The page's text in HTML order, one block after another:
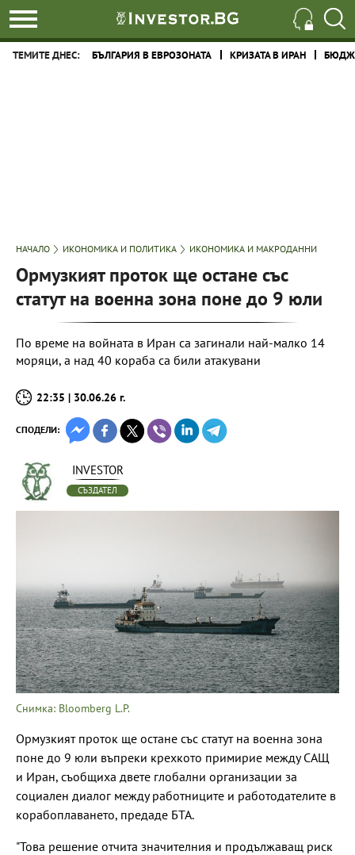
ТЕМИТЕ ДНЕС: БЪЛГАРИЯ В ЕВРОЗОНАТА КРИЗАТА В ИРАН
НАЧАЛО ИКОНОМИКА И ПОЛИТИКА ИКОНОМИКА И МАКРОДАННИ
Ормузкият проток ще остане със
статут на военна зона поне до 9 юли
По време на войната в Иран са загинали най-малко 14
моряци, а над 40 кораба са били атакувани
22:35 | 30.06.26 г.
СПОДЕЛИ:
INVESTOR
СЪЗДАТЕЛ
Снимка: Bloomberg L.P.
Ормузкият проток ще остане със статут на военна зона
поне до 9 юли въпреки крехкото примирие между САЩ
и Иран, съобщиха двете глобални организации за
социален диалог между работниците и работодателите в
корабоплаването, предаде БТА.
"Това решение отчита значителния и продължаващ риск